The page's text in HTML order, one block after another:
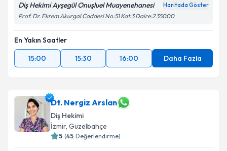
Diş Hekimi Ayşegül Onuşluel Muayenehanesi Haritada Göster
Prof. Dr. Ekrem Akurgal Caddesi No:51 Kat:3 Daire:2 35000
En Yakın Saatler
15:00
15:30 16:00 Daha Fazla
Dt. Nergiz Arslan
Diş Hekimi
İzmir, Güzelbahçe
5 (45 Değerlendirme)